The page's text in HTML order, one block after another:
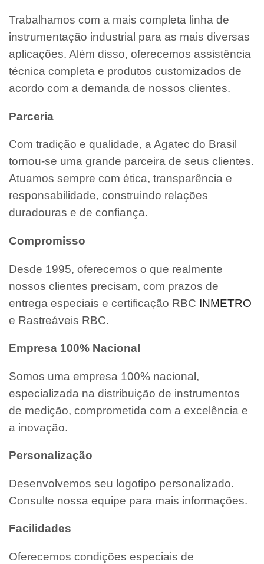
Trabalhamos com a mais completa linha de
instrumentação industrial para as mais diversas
aplicações. Além disso, oferecemos assistência
técnica completa e produtos customizados de
acordo com a demanda de nossos clientes.
Parceria
Com tradição e qualidade, a Agatec do Brasil
tornou-se uma grande parceira de seus clientes.
Atuamos sempre com ética, transparência e
responsabilidade, construindo relações
duradouras e de confiança.
Compromisso
Desde 1995, oferecemos o que realmente
nossos clientes precisam, com prazos de
entrega especiais e certificação RBC INMETRO
e Rastreáveis RBC.
Empresa 100% Nacional
Somos uma empresa 100% nacional,
especializada na distribuição de instrumentos
de medição, comprometida com a excelência e
a inovação.
Personalização
Desenvolvemos seu logotipo personalizado.
Consulte nossa equipe para mais informações.
Facilidades
Oferecemos condições especiais de